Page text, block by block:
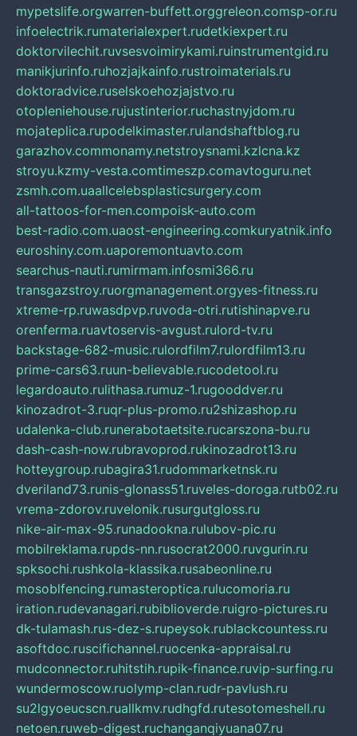
mypetslife.orgwarren-buffett.orggreleon.comsp-or.ru
infoelectrik.rumaterialexpert.rudetkiexpert.ru
doktorvilechit.ruvsesvoimirykami.ruinstrumentgid.ru
manikjurinfo.ruhozjajkainfo.rustroimaterials.ru
doktoradvice.ruselskoehozjajstvo.ru
otopleniehouse.rujustinterior.ruchastnyjdom.ru
mojateplica.rupodelkimaster.rulandshaftblog.ru
garazhov.commonamy.netstroysnami.kzlcna.kz
stroyu.kzmy-vesta.comtimeszp.comavtoguru.net
zsmh.com.uaallcelebsplasticsurgery.com
all-tattoos-for-men.compoisk-auto.com
best-radio.com.uaost-engineering.comkuryatnik.info
euroshiny.com.uaporemontuavto.com
searchus-nauti.rumirmam.infosmi366.ru
transgazstroy.ruorgmanagement.orgyes-fitness.ru
xtreme-rp.ruwasdpvp.ruvoda-otri.rutishinapve.ru
orenferma.ruavtoservis-avgust.rulord-tv.ru
backstage-682-music.rulordfilm7.rulordfilm13.ru
prime-cars63.ruun-believable.rucodetool.ru
legardoauto.rulithasa.rumuz-1.rugooddver.ru
kinozadrot-3.ruqr-plus-promo.ru2shizashop.ru
udalenka-club.runerabotaetsite.rucarszona-bu.ru
dash-cash-now.rubravoprod.rukinozadrot13.ru
hotteygroup.rubagira31.rudommarketnsk.ru
dveriland73.runis-glonass51.ruveles-doroga.rutb02.ru
vrema-zdorov.ruvelonik.rusurgutgloss.ru
nike-air-max-95.runadookna.rulubov-pic.ru
mobilreklama.rupds-nn.rusocrat2000.ruvgurin.ru
spksochi.rushkola-klassika.rusabeonline.ru
mosoblfencing.rumasteroptica.rulucomoria.ru
iration.rudevanagari.rubiblioverde.ruigro-pictures.ru
dk-tulamash.rus-dez-s.rupeysok.rublackcountess.ru
asoftdoc.ruscifichannel.ruocenka-appraisal.ru
mudconnector.ruhitstih.rupik-finance.ruvip-surfing.ru
wundermoscow.ruolymp-clan.rudr-pavlush.ru
su2lgyoeucscn.ruallkmv.rudhgfd.rutesotomeshell.ru
netoen.ruweb-digest.ruchanganqiyuana07.ru